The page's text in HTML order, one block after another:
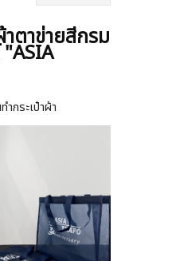
าตาข่ายสีกรม
กระเป๋าผ้า